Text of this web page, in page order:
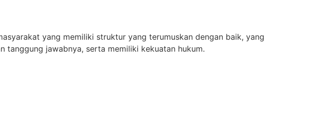
yang memiliki struktur yang terumuskan dengan baik, yang
tanggung jawabnya, serta memiliki kekuatan hukum.